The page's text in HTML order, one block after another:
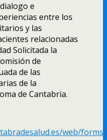
e
entre los
y las
relacionadas
Solicitada la
de
de las
de la
de Cantabria.
web/